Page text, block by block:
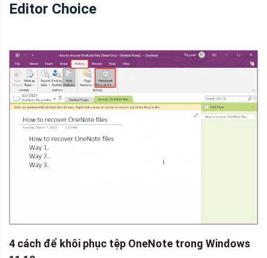
Editor Choice
4 cách để khôi phục tệp OneNote trong Windows